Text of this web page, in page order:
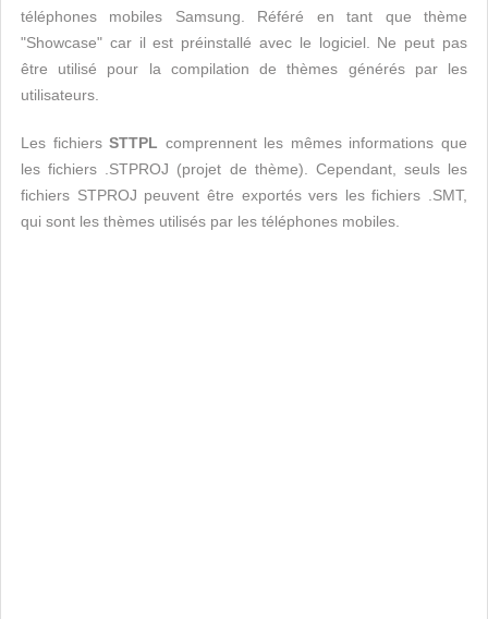
téléphones mobiles Samsung. Référé en tant que thème
"Showcase" car il est préinstallé avec le logiciel. Ne peut pas
être utilisé pour la compilation de thèmes générés par les
utilisateurs.
Les fichiersSTTPL comprennent les mêmes informations que
les fichiers .STPROJ (projet de thème). Cependant, seuls les
fichiers STPROJ peuvent être exportés vers les fichiers .SMT,
qui sont les thèmes utilisés par les téléphones mobiles.